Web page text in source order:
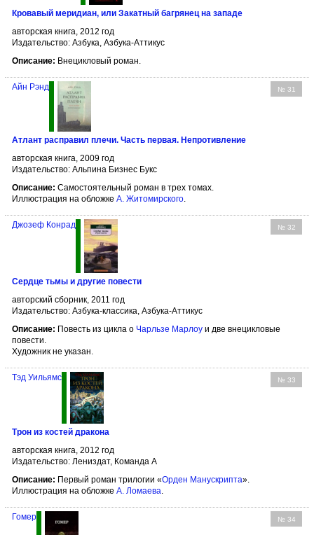
Кровавый меридиан, или Закатный багрянец на западе
авторская книга, 2012 год
Издательство: Азбука, Азбука-Аттикус
Описание: Внецикловый роман.
№ 31
Айн Рэнд
Атлант расправил плечи. Часть первая. Непротивление
авторская книга, 2009 год
Издательство: Альпина Бизнес Букс
Описание: Самостоятельный роман в трех томах.
Иллюстрация на обложке А. Житомирского
№ 32
Джозеф Конрад
Сердце тьмы и другие повести
авторский сборник, 2011 год
Издательство: Азбука-классика, Азбука-Аттикус
Описание: Повесть из цикла о Чарльзе Марлоу и две внецикловые
повести.
Художник не указан.
№ 33
Тэд Уильямс
Трон из костей дракона
авторская книга, 2012 год
Издательство: Лениздат, Команда А
Описание: Первый роман трилогии «Орден Манускрипта».
Иллюстрация на обложке А. Ломаева
№ 34
Гомер